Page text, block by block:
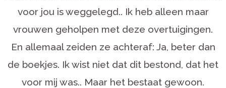
voor jou is weggelegd.. Ik heb alleen maar
vrouwen geholpen met deze overtuigingen.
En allemaal zeiden ze achteraf: Ja, beter dan
de boekjes. Ik wist niet dat dit bestond, dat het
voor mij was.. Maar het bestaat gewoon.